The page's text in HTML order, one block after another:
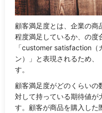
顧客満足度とは、企業の
程度満足しているか、の度
「customer satisfaction（
ン）」と表現されるため
す。
顧客満足度がどのくらいの
対して持っている期待値が
す。顧客が商品を購入した